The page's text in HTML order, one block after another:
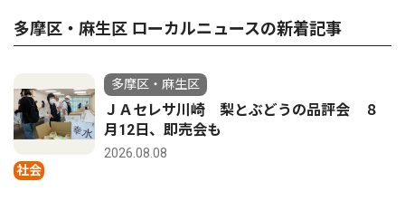
多摩区・麻生区 ローカルニュースの新着記事
社会
多摩区・麻生区
ＪＡセレサ川崎 梨とぶどうの品評会 ８
月12日、即売会も
2026.08.08